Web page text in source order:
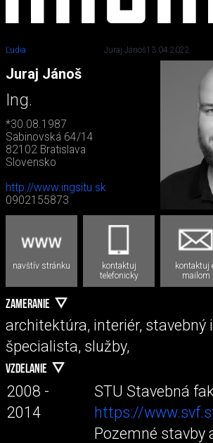
Ľudia Juraj Jánoš13.04.2022
Juraj Jánoš
Ing.
*30.08.1987
Sabinovská 64/14
82102 Bratislava
Slovensko
http://www.ingsitu.sk
0902155873
navštív stránku
kontaktuj
telefonicky
kontaktuj
mailom
ZAMERANIE
architektúra, interiér, stavebný
špecialista, služby,
VZDELANIE
2008 -
2014
STU Stavebná
https://
Pozemné stavby